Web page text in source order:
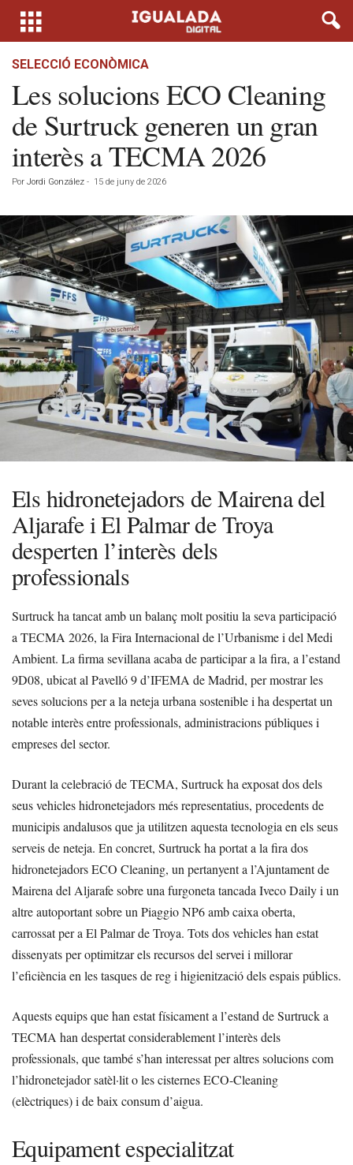
SELECCIÓ ECONÒMICA
Les solucions ECO Cleaning
de Surtruck generen un gran
interès a TECMA 2026
Por Jordi González - 15 de juny de 2026
Els hidronetejadors de Mairena del
Aljarafe i El Palmar de Troya
desperten l’interès dels
professionals
Surtruck ha tancat amb un balanç molt positiu la seva participació
a TECMA 2026, la Fira Internacional de l’Urbanisme i del Medi
Ambient. La firma sevillana acaba de participar a la fira, a l’estand
9D08, ubicat al Pavelló 9 d’IFEMA de Madrid, per mostrar les
seves solucions per a la neteja urbana sostenible i ha despertat un
notable interès entre professionals, administracions públiques i
empreses del sector.
Durant la celebració de TECMA, Surtruck ha exposat dos dels
seus vehicles hidronetejadors més representatius, procedents de
municipis andalusos que ja utilitzen aquesta tecnologia en els seus
serveis de neteja. En concret, Surtruck ha portat a la fira dos
hidronetejadors ECO Cleaning, un pertanyent a l’Ajuntament de
Mairena del Aljarafe sobre una furgoneta tancada Iveco Daily i un
altre autoportant sobre un Piaggio NP6 amb caixa oberta,
carrossat per a El Palmar de Troya. Tots dos vehicles han estat
dissenyats per optimitzar els recursos del servei i millorar
l’eficiència en les tasques de reg i higienització dels espais públics.
Aquests equips que han estat físicament a l’estand de Surtruck a
TECMA han despertat considerablement l’interès dels
professionals, que també s’han interessat per altres solucions com
l’hidronetejador satèl·lit o les cisternes ECO-Cleaning
(elèctriques) i de baix consum d’aigua.
Equipament especialitzat